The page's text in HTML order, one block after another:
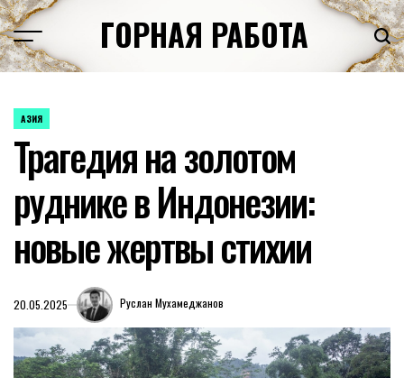
Перейти
к
содержимому
ГОРНАЯ РАБОТА
ОПУБЛИКОВАНО
АЗИЯ
Трагедия на золотом
руднике в Индонезии:
новые жертвы стихии
20.05.2025 Руслан Мухамеджанов